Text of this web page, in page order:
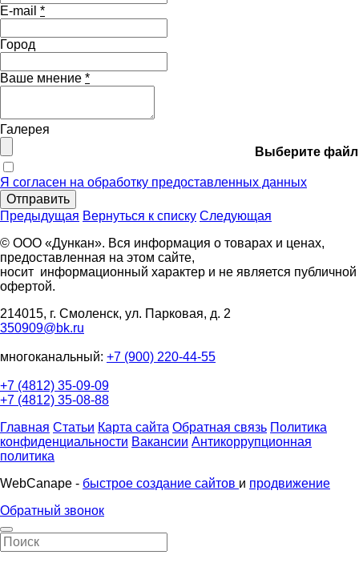
E-mail *
Город
Ваше мнение *
Галерея
Выберите файл
Я согласен на обработку предоставленных данных
Отправить
Предыдущая Вернуться к списку Следующая
© ООО «Дункан». Вся информация о товарах и ценах,
предоставленная на этом сайте,
носит информационный характер и не является публичной
офертой.
214015, г. Смоленск, ул. Парковая, д. 2
350909@bk.ru
многоканальный: +7 (900) 220-44-55
+7 (4812) 35-09-09
+7 (4812) 35-08-88
Главная Статьи Карта сайта Обратная связь Политика
конфиденциальности Вакансии Антикоррупционная
политика
WebCanape - быстрое создание сайтов и продвижение
Обратный звонок